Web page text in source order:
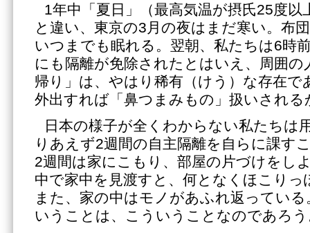
1年中「夏日」（最高気温が摂氏25度
と違い、東京の3月の夜はまだ寒い。布
いつまでも眠れる。翌朝、私たちは6時
にも隔離が免除されたとはいえ、周囲
帰り」は、やはり稀有（けう）な存在で
外出すれば「鼻つまみもの」扱いされ
日本の様子が全くわからない私たちは
りあえず2週間の自主隔離を自らに課す
2週間は家にこもり、部屋の片づけをし
中で家中を見渡すと、何となくほこり
また、家の中はモノがあふれ返ってい
いうことは、こういうことなのであろ